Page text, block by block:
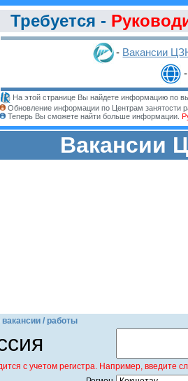
Требуется -
- Вакансии
На этой странице Вы найдете информацию по
Обновление информации по Центрам занятости
Теперь Вы сможете найти больше информации.
Вакансии
/ работы
с учетом регистра. Например,